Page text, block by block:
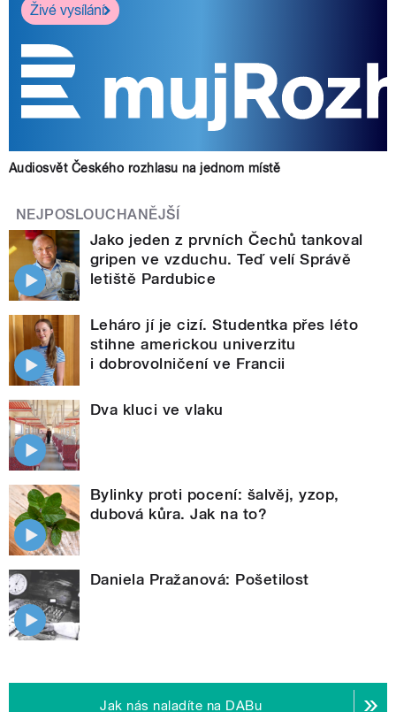
Živé vysílání
Audiosvět Českého rozhlasu na jednom místě
NEJPOSLOUCHANĚJŠÍ
Jako jeden z prvních Čechů tankoval
gripen ve vzduchu. Teď velí Správě
letiště Pardubice
Leháro jí je cizí. Studentka přes léto
stihne americkou univerzitu
i dobrovolničení ve Francii
Dva kluci ve vlaku
Bylinky proti pocení: šalvěj, yzop,
dubová kůra. Jak na to?
Daniela Pražanová: Pošetilost
Jak nás naladíte na DABu